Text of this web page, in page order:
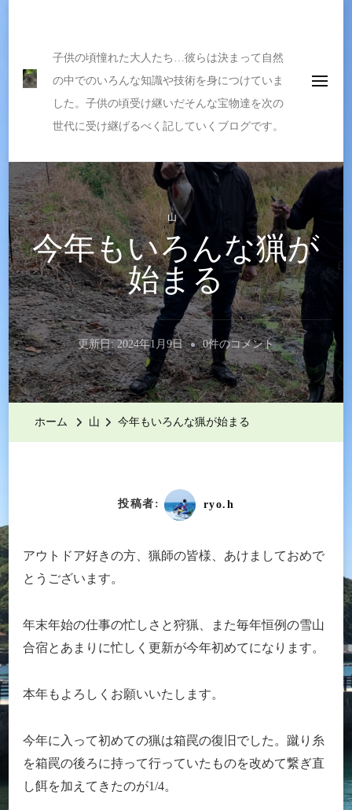
子供の頃憧れた大人たち…彼らは決まって自然
の中でのいろんな知識や技術を身につけていま
した。子供の頃受け継いだそんな宝物達を次の
世代に受け継げるべく記していくブログです。
山
今年もいろんな猟が
始まる
更新日:2024年1月9日
今
年
も
猟
始
の
0件のコメント
ホーム 山 今年もいろんな猟が始まる
投稿者: ryo.h
アウトドア好きの方、猟師の皆様、あけましておめで
とうございます。
年末年始の仕事の忙しさと狩猟、また毎年恒例の雪山
合宿とあまりに忙しく更新が今年初めてになります。
本年もよろしくお願いいたします。
今年に入って初めての猟は箱罠の復旧でした。蹴り糸
を箱罠の後ろに持って行っていたものを改めて繋ぎ直
し餌を加えてきたのが1/4。